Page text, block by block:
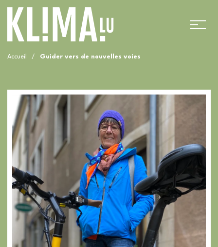
Accueil / Guider vers de nouvelles voies